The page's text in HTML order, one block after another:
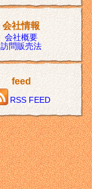
会社情報
会社概要
訪問販売法
feed
RSS FEED